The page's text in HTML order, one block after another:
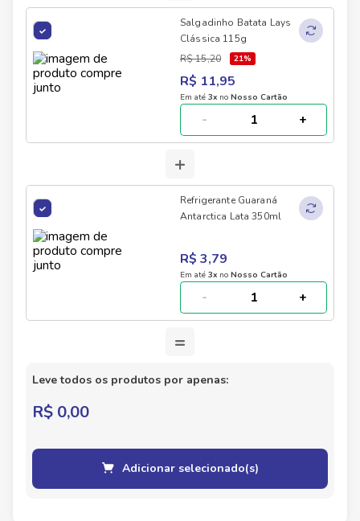
Salgadinho Batata Lays
Clássica 115g
R$ 15,20
21%
R$ 11,95
Em até 3x no Nosso Cartão
- +
+
Refrigerante Guaraná
Antarctica Lata 350ml
R$ 3,79
Em até 3x no Nosso Cartão
- +
=
Leve todos os produtos por apenas:
R$ 0,00
Adicionar selecionado(s)